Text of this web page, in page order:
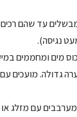
עד שהם
גדולה. מועכים
עם מזלג